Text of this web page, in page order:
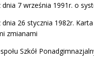
dnia 7 września 1991r. o
26 stycznia 1982r.
zmianami
Szkół